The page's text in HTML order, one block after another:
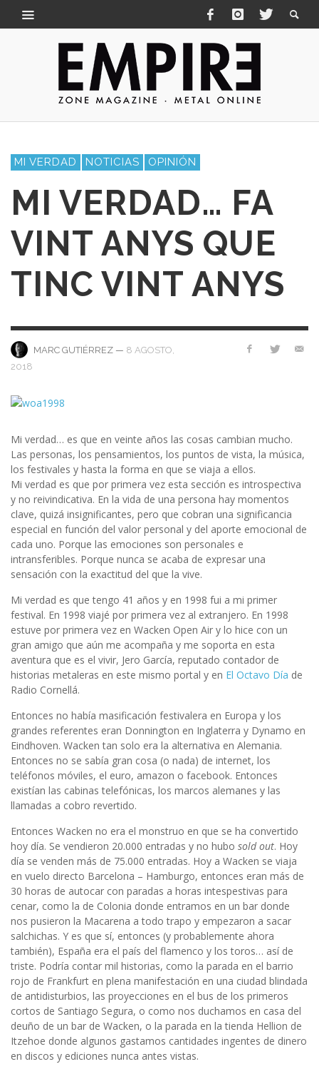
MI VERDAD NOTICIAS OPINIÓN
MI VERDAD… FA
VINT ANYS QUE
TINC VINT ANYS
MARC GUTIÉRREZ — 8 AGOSTO,
2018
Mi verdad… es que en veinte años las cosas cambian mucho.
Las personas, los pensamientos, los puntos de vista, la música,
los festivales y hasta la forma en que se viaja a ellos.
Mi verdad es que por primera vez esta sección es introspectiva
y no reivindicativa. En la vida de una persona hay momentos
clave, quizá insignificantes, pero que cobran una significancia
especial en función del valor personal y del aporte emocional de
cada uno. Porque las emociones son personales e
intransferibles. Porque nunca se acaba de expresar una
sensación con la exactitud del que la vive.
Mi verdad es que tengo 41 años y en 1998 fui a mi primer
festival. En 1998 viajé por primera vez al extranjero. En 1998
estuve por primera vez en Wacken Open Air y lo hice con un
gran amigo que aún me acompaña y me soporta en esta
aventura que es el vivir, Jero García, reputado contador de
historias metaleras en este mismo portal y en El Octavo Día de
Radio Cornellá.
Entonces no había masificación festivalera en Europa y los
grandes referentes eran Donnington en Inglaterra y Dynamo en
Eindhoven. Wacken tan solo era la alternativa en Alemania.
Entonces no se sabía gran cosa (o nada) de internet, los
teléfonos móviles, el euro, amazon o facebook. Entonces
existían las cabinas telefónicas, los marcos alemanes y las
llamadas a cobro revertido.
Entonces Wacken no era el monstruo en que se ha convertido
hoy día. Se vendieron 20.000 entradas y no hubo sold out. Hoy
día se venden más de 75.000 entradas. Hoy a Wacken se viaja
en vuelo directo Barcelona – Hamburgo, entonces eran más de
30 horas de autocar con paradas a horas intespestivas para
cenar, como la de Colonia donde entramos en un bar donde
nos pusieron la Macarena a todo trapo y empezaron a sacar
salchichas. Y es que sí, entonces (y probablemente ahora
también), España era el país del flamenco y los toros… así de
triste. Podría contar mil historias, como la parada en el barrio
rojo de Frankfurt en plena manifestación en una ciudad blindada
de antidisturbios, las proyecciones en el bus de los primeros
cortos de Santiago Segura, o como nos duchamos en casa del
deuño de un bar de Wacken, o la parada en la tienda Hellion de
Itzehoe donde algunos gastamos cantidades ingentes de dinero
en discos y ediciones nunca antes vistas.